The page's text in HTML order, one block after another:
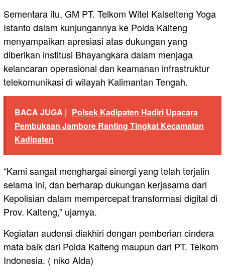
Sementara itu, GM PT. Telkom Witel Kalselteng Yoga
Istanto dalam kunjungannya ke Polda Kalteng
menyampaikan apresiasi atas dukungan yang
diberikan institusi Bhayangkara dalam menjaga
kelancaran operasional dan keamanan infrastruktur
telekomunikasi di wilayah Kalimantan Tengah.
BACA JUGA | Polsek Kadipaten Hadiri Upacara
Pembukaan Jambore Ranting Tingkat Kecamatan
Kadipaten
“Kami sangat menghargai sinergi yang telah terjalin
selama ini, dan berharap dukungan kerjasama dari
Kepolisian dalam mempercepat transformasi digital di
Prov. Kalteng,” ujarnya.
Kegiatan audensi diakhiri dengan pemberian cindera
mata baik dari Polda Kalteng maupun dari PT. Telkom
Indonesia. ( niko Alda)